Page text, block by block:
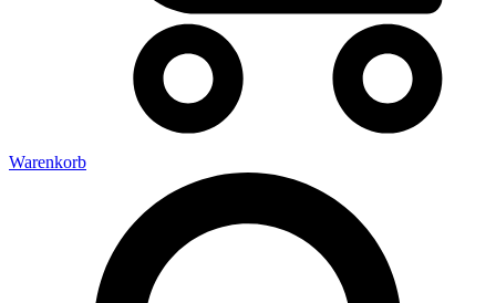
Warenkorb